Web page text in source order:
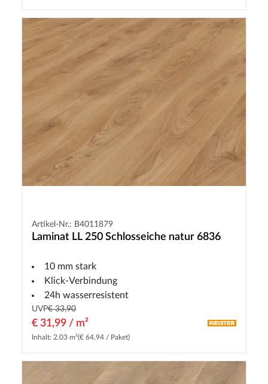
Artikel-Nr.: B4011879
Laminat LL 250 Schlosseiche natur 6836
10 mm stark
Klick-Verbindung
24h wasserresistent
UVP€ 33,90
€ 31,99 / m²
Inhalt: 2.03 m²(€ 64,94 / Paket)